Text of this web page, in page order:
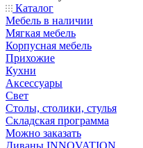
Каталог
Мебель в наличии
Мягкая мебель
Корпусная мебель
Прихожие
Кухни
Аксессуары
Свет
Столы, столики, стулья
Складская программа
Можно заказать
Диваны INNOVATION